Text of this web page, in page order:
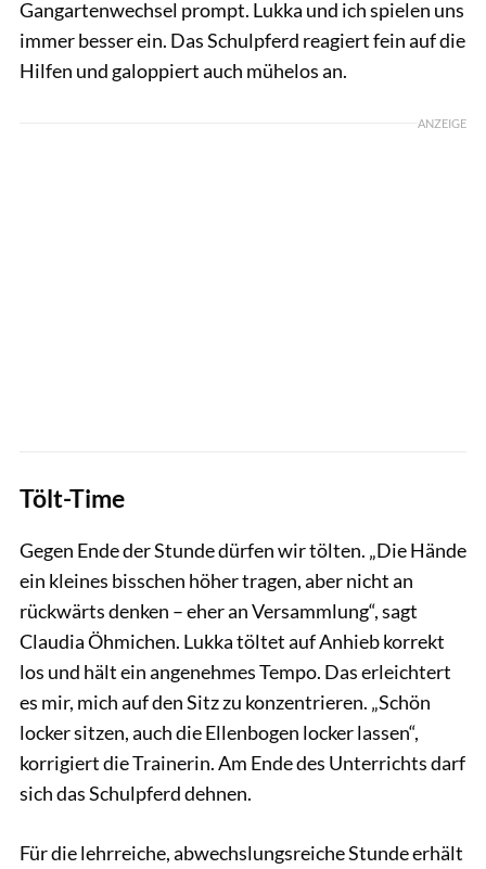
Gangartenwechsel prompt. Lukka und ich spielen uns
immer besser ein. Das Schulpferd reagiert fein auf die
Hilfen und galoppiert auch mühelos an.
ANZEIGE
Tölt-Time
Gegen Ende der Stunde dürfen wir tölten. „Die Hände
ein kleines bisschen höher tragen, aber nicht an
rückwärts denken – eher an Versammlung“, sagt
Claudia Öhmichen. Lukka töltet auf Anhieb korrekt
los und hält ein angenehmes Tempo. Das erleichtert
es mir, mich auf den Sitz zu konzentrieren. „Schön
locker sitzen, auch die Ellenbogen locker lassen“,
korrigiert die Trainerin. Am Ende des Unterrichts darf
sich das Schulpferd dehnen.
Für die lehrreiche, abwechslungsreiche Stunde erhält